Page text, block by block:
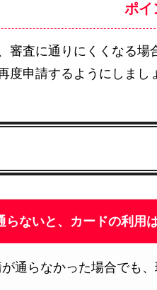
ポイ
審査に通りにくくなる
度申請するようにしまし
らないと、カードの利用
通らなかった場合でも